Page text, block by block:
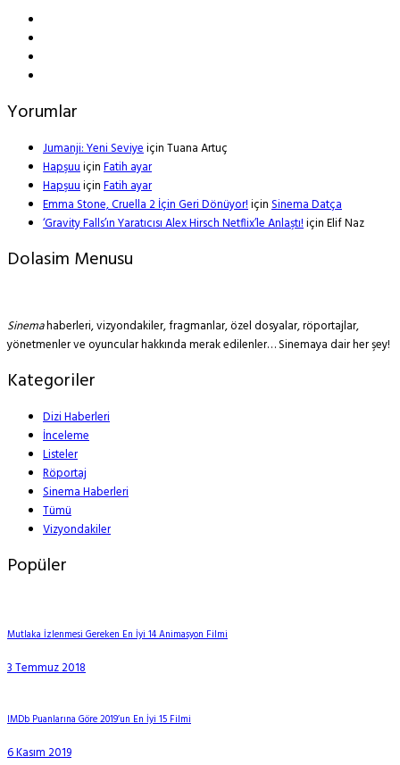
Yorumlar
Jumanji: Yeni SeviyeiçinTuana Artuç
HapşuuiçinFatih ayar
HapşuuiçinFatih ayar
Emma Stone, Cruella 2 İçin Geri Dönüyor!içinSinema Datça
‘Gravity Falls’ın Yaratıcısı Alex Hirsch Netflix’le Anlaştı!içinElif Naz
Dolasim Menusu
Sinemahaberleri, vizyondakiler, fragmanlar, özel dosyalar, röportajlar,
yönetmenler ve oyuncular hakkında merak edilenler… Sinemaya dair her şey!
Kategoriler
Dizi Haberleri
İnceleme
Listeler
Röportaj
Sinema Haberleri
Tümü
Vizyondakiler
Popüler
Mutlaka İzlenmesi Gereken En İyi 14 Animasyon Filmi
3 Temmuz 2018
IMDb Puanlarına Göre 2019’un En İyi 15 Filmi
6 Kasım 2019